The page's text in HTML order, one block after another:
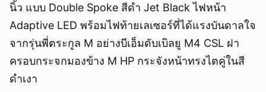
นิ้ว แบบ Double Spoke สีดำ Jet Black ไฟหน้า
Adaptive LED พร้อมไฟท้ายเลเซอร์ที่ได้แรงบันดาลใจ
จากรุ่นพี่ตระกูล M อย่างบีเอ็มดับเบิลยู M4 CSL ฝา
ครอบกระจกมองข้าง M HP กระจังหน้าทรงไตคู่ในสี
ดำเงา